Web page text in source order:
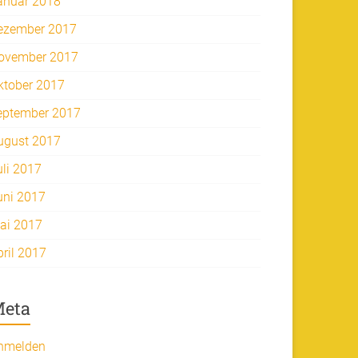
2017
2017
2017
2017
2017
2017
2017
2017
2017